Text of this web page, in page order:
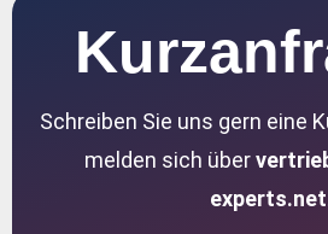
Schreiben Sie uns gern eine
melden sich über
experts.net